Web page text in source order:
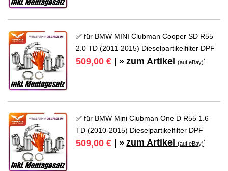
✅ für BMW MINI Clubman Cooper SD R55
2.0 TD (2011-2015) Dieselpartikelfilter DPF
509,00 € | » zum Artikel(auf eBay)*
✅ für BMW Mini Clubman One D R55 1.6
TD (2010-2015) Dieselpartikelfilter DPF
509,00 € | » zum Artikel(auf eBay)*